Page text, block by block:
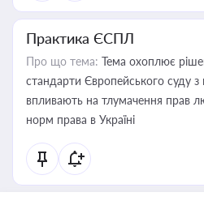
Практика ЄСПЛ
Про що тема: Тема охоплює
стандарти Європейського суду
впливають на тлумачення прав
норм права в Україні